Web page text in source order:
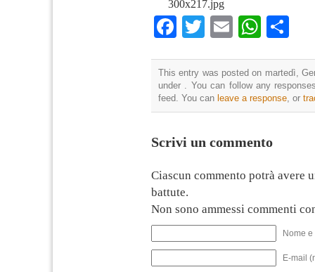
300x217.jpg
Facebook
Twitter
Email
This entry was posted on martedì,
under . You can follow any
feed. You can leave a response , or
Scrivi un commento
Ciascun commento potrà avere
battute.
Non sono ammessi commenti
Nome
E-mail